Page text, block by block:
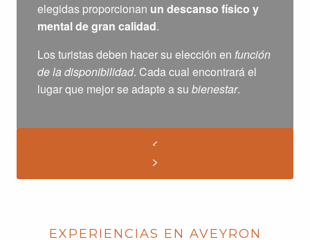
elegidas proporcionan un descanso físico y
mental de gran calidad.
Los turistas deben hacer su elección en función
de la disponibilidad. Cada cual encontrará el
lugar que mejor se adapte a su bienestar.
EXPERIENCIAS EN AVEYRON